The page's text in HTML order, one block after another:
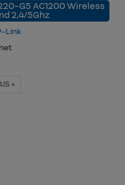
G5 AC1200 Wireless
2,4/5Ghz
Link
+